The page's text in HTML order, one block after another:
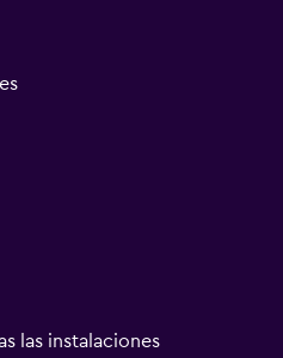
las instalaciones